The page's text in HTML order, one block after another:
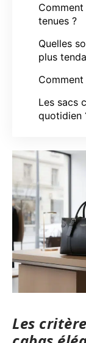
tenues ?
Quelles
plus
Les sacs
quotidien
Les